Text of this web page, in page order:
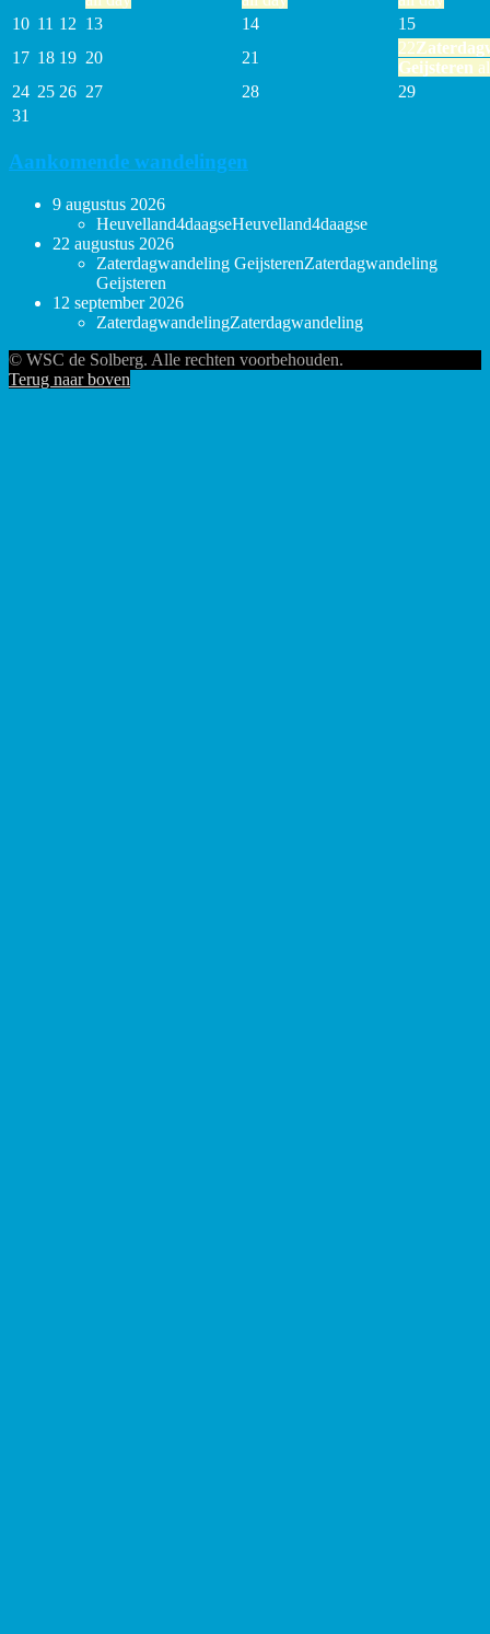
10 11 12 13 14
15
17 18 19 20 21
22
Geijsteren
24 25 26 27 28
29
31
Aankomende wandelingen
9 augustus 2026
Heuvelland4daagseHeuvelland4daagse
22 augustus 2026
Zaterdagwandeling GeijsterenZaterdagwandeling
Geijsteren
12 september 2026
ZaterdagwandelingZaterdagwandeling
© WSC de Solberg. Alle rechten voorbehouden.
Terug naar boven